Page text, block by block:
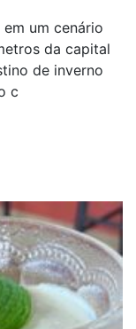
um cenário
da capital
de inverno
c